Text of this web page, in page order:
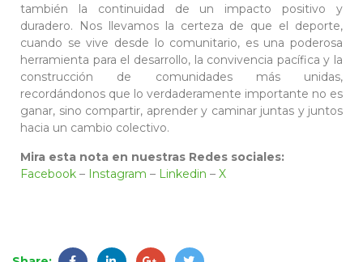
también la continuidad de un impacto positivo y
duradero. Nos llevamos la certeza de que el deporte,
cuando se vive desde lo comunitario, es una poderosa
herramienta para el desarrollo, la convivencia pacífica y la
construcción de comunidades más unidas,
recordándonos que lo verdaderamente importante no es
ganar, sino compartir, aprender y caminar juntas y juntos
hacia un cambio colectivo.
Mira esta nota en nuestras Redes sociales:
Facebook – Instagram – Linkedin – X